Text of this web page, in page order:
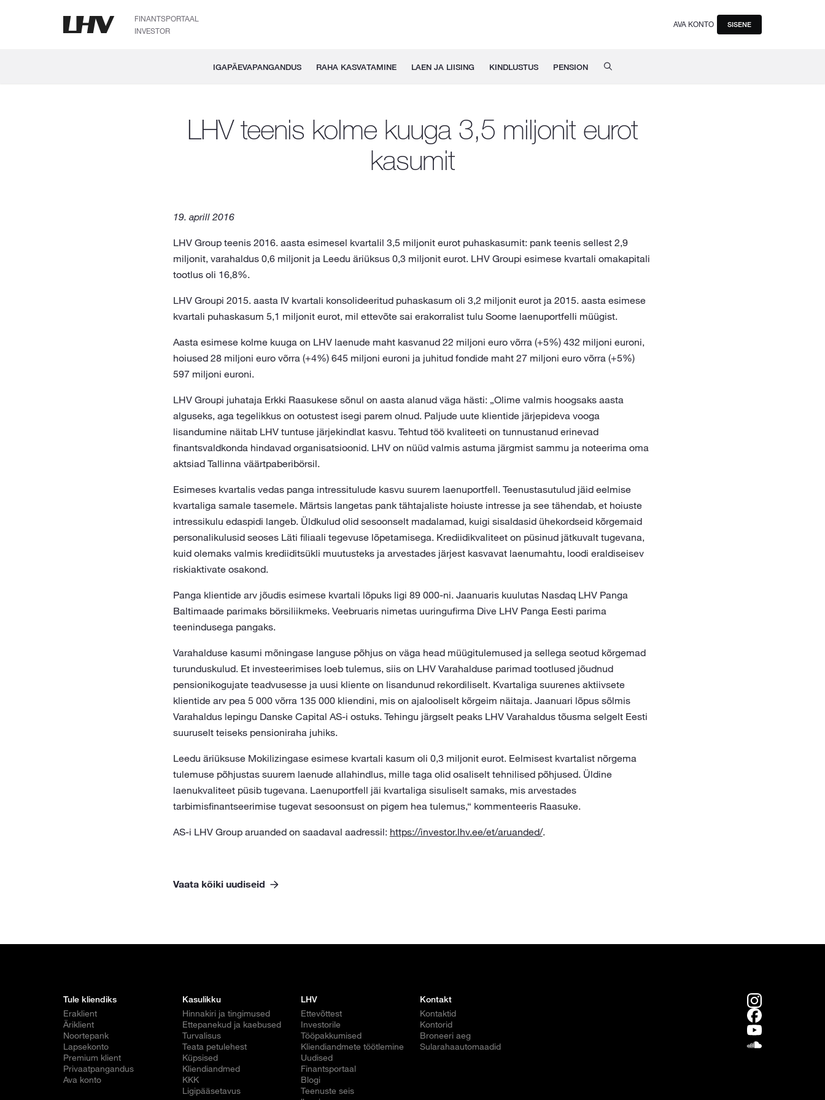
FINANTSPORTAAL
INVESTOR
AVA KONTO SISENE
IGAPÄEVAPANGANDUS RAHA KASVATAMINE LAEN JA LIISING KINDLUSTUS PENSION
LHV teenis kolme kuuga 3,5 miljonit eurot
kasumit
19. aprill 2016
LHV Group teenis 2016. aasta esimesel kvartalil 3,5 miljonit eurot puhaskasumit: pank teenis sellest 2,9
miljonit, varahaldus 0,6 miljonit ja Leedu äriüksus 0,3 miljonit eurot. LHV Groupi esimese kvartali omakapitali
tootlus oli 16,8%.
LHV Groupi 2015. aasta IV kvartali konsolideeritud puhaskasum oli 3,2 miljonit eurot ja 2015. aasta esimese
kvartali puhaskasum 5,1 miljonit eurot, mil ettevõte sai erakorralist tulu Soome laenuportfelli müügist.
Aasta esimese kolme kuuga on LHV laenude maht kasvanud 22 miljoni euro võrra (+5%) 432 miljoni euroni,
hoiused 28 miljoni euro võrra (+4%) 645 miljoni euroni ja juhitud fondide maht 27 miljoni euro võrra (+5%)
597 miljoni euroni.
LHV Groupi juhataja Erkki Raasukese sõnul on aasta alanud väga hästi: „Olime valmis hoogsaks aasta
alguseks, aga tegelikkus on ootustest isegi parem olnud. Paljude uute klientide järjepideva vooga
lisandumine näitab LHV tuntuse järjekindlat kasvu. Tehtud töö kvaliteeti on tunnustanud erinevad
finantsvaldkonda hindavad organisatsioonid. LHV on nüüd valmis astuma järgmist sammu ja noteerima oma
aktsiad Tallinna väärtpaberibörsil.
Esimeses kvartalis vedas panga intressitulude kasvu suurem laenuportfell. Teenustasutulud jäid eelmise
kvartaliga samale tasemele. Märtsis langetas pank tähtajaliste hoiuste intresse ja see tähendab, et hoiuste
intressikulu edaspidi langeb. Üldkulud olid sesoonselt madalamad, kuigi sisaldasid ühekordseid kõrgemaid
personalikulusid seoses Läti filiaali tegevuse lõpetamisega. Krediidikvaliteet on püsinud jätkuvalt tugevana,
kuid olemaks valmis krediiditsükli muutusteks ja arvestades järjest kasvavat laenumahtu, loodi eraldiseisev
riskiaktivate osakond.
Panga klientide arv jõudis esimese kvartali lõpuks ligi 89 000-ni. Jaanuaris kuulutas Nasdaq LHV Panga
Baltimaade parimaks börsiliikmeks. Veebruaris nimetas uuringufirma Dive LHV Panga Eesti parima
teenindusega pangaks.
Varahalduse kasumi mõningase languse põhjus on väga head müügitulemused ja sellega seotud kõrgemad
turunduskulud. Et investeerimises loeb tulemus, siis on LHV Varahalduse parimad tootlused jõudnud
pensionikogujate teadvusesse ja uusi kliente on lisandunud rekordiliselt. Kvartaliga suurenes aktiivsete
klientide arv pea 5 000 võrra 135 000 kliendini, mis on ajalooliselt kõrgeim näitaja. Jaanuari lõpus sõlmis
Varahaldus lepingu Danske Capital AS-i ostuks. Tehingu järgselt peaks LHV Varahaldus tõusma selgelt Eesti
suuruselt teiseks pensioniraha juhiks.
Leedu äriüksuse Mokilizingase esimese kvartali kasum oli 0,3 miljonit eurot. Eelmisest kvartalist nõrgema
tulemuse põhjustas suurem laenude allahindlus, mille taga olid osaliselt tehnilised põhjused. Üldine
laenukvaliteet püsib tugevana. Laenuportfell jäi kvartaliga sisuliselt samaks, mis arvestades
tarbimisfinantseerimise tugevat sesoonsust on pigem hea tulemus,“ kommenteeris Raasuke.
AS-i LHV Group aruanded on saadaval aadressil: https://investor.lhv.ee/et/aruanded/.
Vaata kõiki uudiseid
Tule kliendiks
Eraklient
Äriklient
Noortepank
Lapsekonto
Premium klient
Privaatpangandus
Ava konto
Kasulikku
Hinnakiri ja tingimused
Ettepanekud ja kaebused
Turvalisus
Teata petulehest
Küpsised
Kliendiandmed
KKK
Ligipääsetavus
LHV
Ettevõttest
Investorile
Tööpakkumised
Kliendiandmete töötlemine
Uudised
Finantsportaal
Blogi
Teenuste seis
Kontakt
Kontaktid
Kontorid
Broneeri aeg
Sularahaautomaadid